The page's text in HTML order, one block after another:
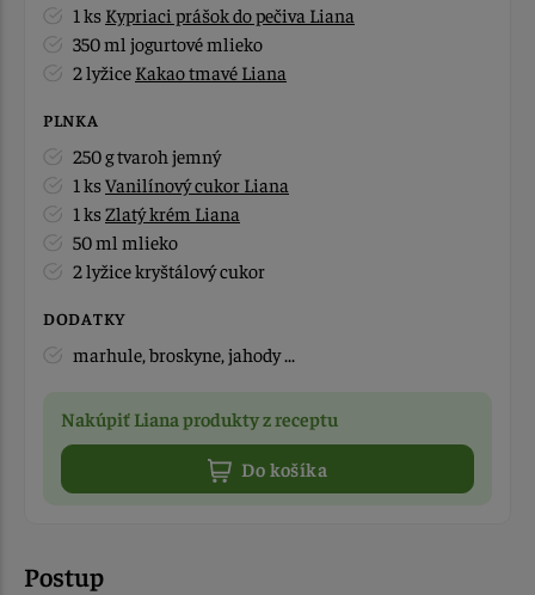
1 ks Kypriaci prášok do pečiva Liana
350 ml jogurtové mlieko
2 lyžice Kakao tmavé Liana
PLNKA
250 g tvaroh jemný
1 ksVanilínový cukor Liana
1 ksZlatý krém Liana
50 ml mlieko
2 lyžice kryštálový cukor
DODATKY
marhule, broskyne, jahody ...
Nakúpiť Liana produkty z receptu
Do košíka
Postup